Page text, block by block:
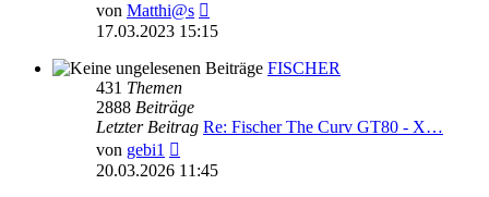
von Matthi@s
Beitrag
17.03.2023 15:15
FISCHER
431 Themen
2888 Beiträge
Letzter Beitrag Re: Fischer The Curv GT80 - X…
von gebi1
Beitrag
20.03.2026 11:45